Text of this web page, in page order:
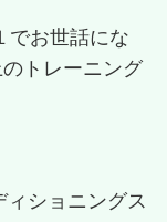
でお世話にな
トレーニング
ショニングス